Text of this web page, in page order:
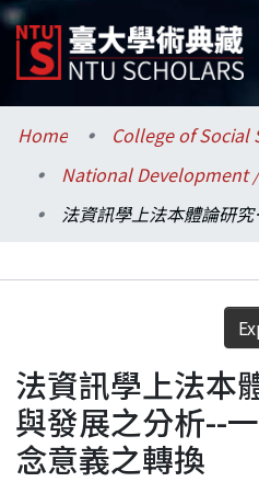
Communities &
Research Outputs
Statistics
Home
法資訊學上法
法資訊學上法本
與發展之分析--
念意義之轉換